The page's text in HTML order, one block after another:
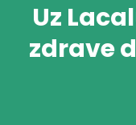
Uz
zdrave